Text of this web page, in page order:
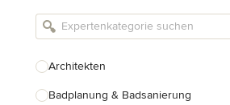
Architekten
Badplanung & Badsanierung